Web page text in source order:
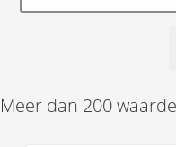
Meer dan 200